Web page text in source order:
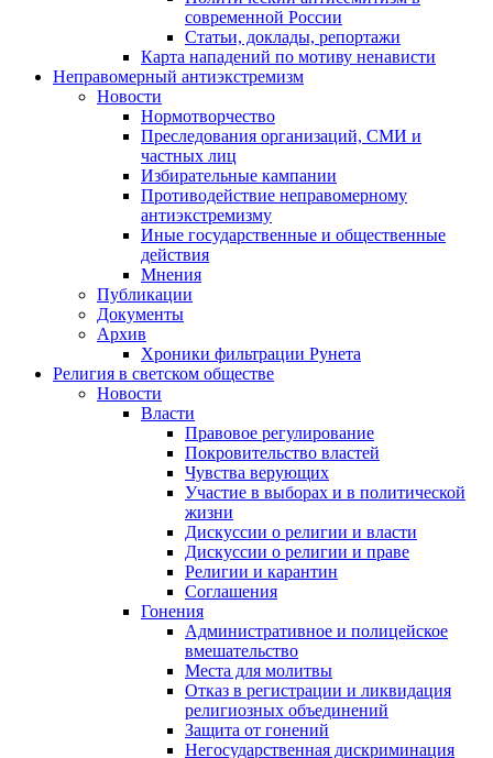
современной России
Статьи, доклады, репортажи
Карта нападений по мотиву ненависти
Неправомерный антиэкстремизм
Новости
Нормотворчество
Преследования организаций, СМИ и
частных лиц
Избирательные кампании
Противодействие неправомерному
антиэкстремизму
Иные государственные и общественные
действия
Мнения
Публикации
Документы
Архив
Хроники фильтрации Рунета
Религия в светском обществе
Новости
Власти
Правовое регулирование
Покровительство властей
Чувства верующих
Участие в выборах и в политической
жизни
Дискуссии о религии и власти
Дискуссии о религии и праве
Религии и карантин
Соглашения
Гонения
Административное и полицейское
вмешательство
Места для молитвы
Отказ в регистрации и ликвидация
религиозных объединений
Защита от гонений
Негосударственная дискриминация